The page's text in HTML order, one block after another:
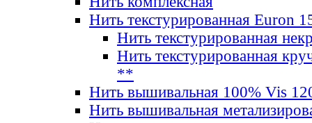
Нить текстурированная Euron
Нить текстурированная
Нить текстурированная
**
Нить вышивальная 100% Vis
Нить вышивальная